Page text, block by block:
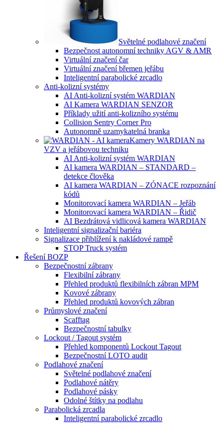
Světelné podlahové značení
Bezpečnost autonomní techniky AGV & AMR
Virtuální značení čar
Virtuální značení břemen jeřábu
Inteligentní parabolické zrcadlo
Anti-kolizní systémy
AI Anti-kolizní systém WARDIAN
AI Kamera WARDIAN SENZOR
Příklady užití anti-kolizního systému
Collision Sentry Corner Pro
Autonomně uzamykatelná branka
Kamery WARDIAN na
VZV a jeřábovou techniku
AI Anti-kolizní systém WARDIAN
AI kamera WARDIAN – STANDARD –
detekce člověka
AI kamera WARDIAN – ZÓNACE rozpoznání
kódů
Monitorovací kamera WARDIAN – Jeřáb
Monitorovací kamera WARDIAN – Řidič
AI Bezdrátová vidlicová kamera WARDIAN
Inteligentní signalizační bariéra
Signalizace přiblížení k nakládové rampě
STOP Truck systém
Řešení BOZP
Bezpečnostní zábrany
Flexibilní zábrany
Přehled produktů flexibilních zábran MPM
Kovové zábrany
Přehled produktů kovových zábran
Průmyslové značení
Scafftag
Bezpečnostní tabulky
Lockout / Tagout systém
Přehled komponentů Lockout Tagout
Bezpečnostní LOTO audit
Podlahové značení
Světelné podlahové značení
Podlahové nátěry
Podlahové pásky
Odolné štítky na podlahu
Parabolická zrcadla
Inteligentní parabolické zrcadlo